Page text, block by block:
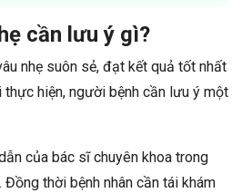
cần lưu ý gì?
nhẹ suôn sẻ, đạt kết quả tốt nhất
hiện, người bệnh cần lưu ý một
của bác sĩ chuyên khoa trong
thời bệnh nhân cần tái khám